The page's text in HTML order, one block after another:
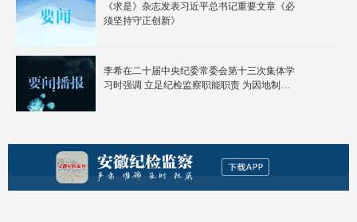
《求是》杂志发表习近平总书记重要文章《必
须坚持守正创新》
李希在二十届中央纪委常委会第十三次集体学
习时强调 立足纪检监察职能职责 为因地制宜